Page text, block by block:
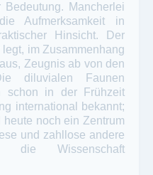
Mancherlei
Aufmerksamkeit in
Hinsicht. Der
im Zusammenhang
Zeugnis ab von den
diluvialen Faunen
schon in der Frühzeit
international bekannt;
noch ein Zentrum
und zahllose andere
die Wissenschaft